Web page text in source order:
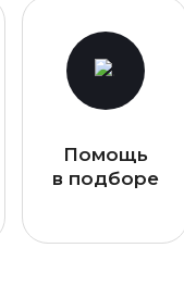
Помощь
в подборе